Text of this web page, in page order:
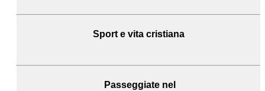
Sport e vita cristiana
Passeggiate nel